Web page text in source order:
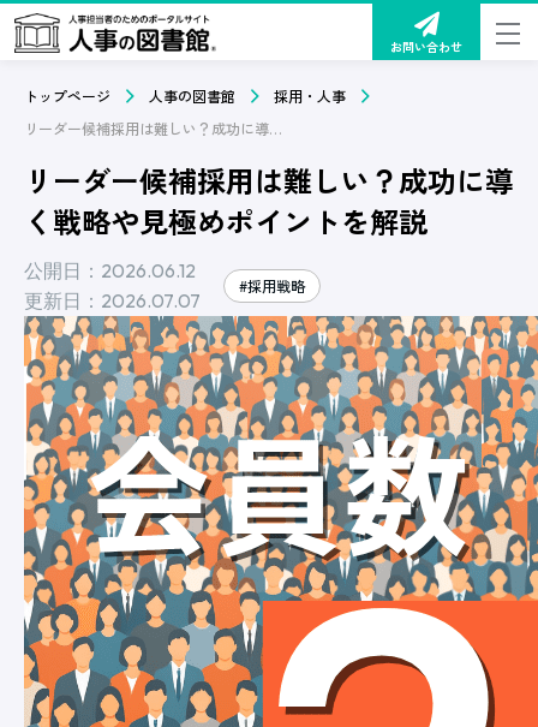
お問い合わせ
トップページ 人事の図書館
採用・人事
リーダー候補採用は難しい？成功に導く戦略や見極めポイントを解説
リーダー候補採用は難しい？成功に導
く戦略や見極めポイントを解説
公開日：2026.06.12
更新日：2026.07.07
#採用戦略